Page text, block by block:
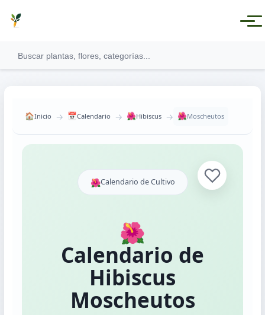
Plantas de Exterior
🏠Inicio → 📅Calendario → 🌺Hibiscus → 🌺Moscheutos
🌺Calendario de Cultivo
🌺
Calendario de
Hibiscus
Moscheutos